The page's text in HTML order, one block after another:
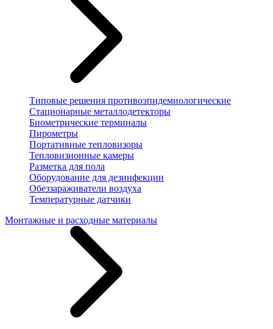
Типовые решения противоэпидемиологические
Стационарные металлодетекторы
Биометрические терминалы
Пирометры
Портативные тепловизоры
Тепловизионные камеры
Разметка для пола
Оборудование для дезинфекции
Обеззараживатели воздуха
Температурные датчики
Монтажные и расходные материалы